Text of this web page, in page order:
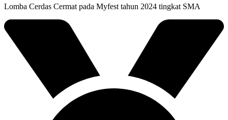
Lomba Cerdas Cermat pada Myfest tahun 2024 tingkat SMA